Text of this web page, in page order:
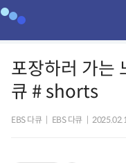
포장하러 가는
큐 # shorts
EBS 다큐 EBS 다큐